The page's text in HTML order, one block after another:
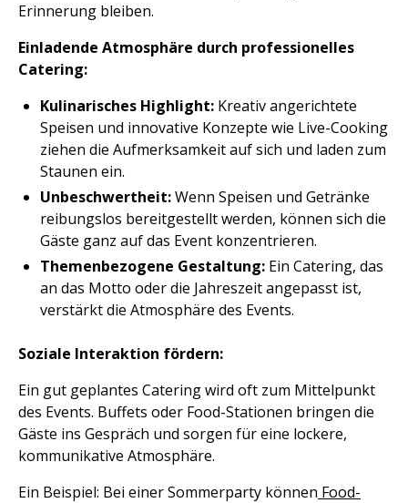
Erinnerung bleiben.
Einladende Atmosphäre durch professionelles
Catering:
Kulinarisches Highlight: Kreativ angerichtete
Speisen und innovative Konzepte wie Live-Cooking
ziehen die Aufmerksamkeit auf sich und laden zum
Staunen ein.
Unbeschwertheit:Wenn Speisen und Getränke
reibungslos bereitgestellt werden, können sich die
Gäste ganz auf das Event konzentrieren.
Themenbezogene Gestaltung: Ein Catering, das
an das Motto oder die Jahreszeit angepasst ist,
verstärkt die Atmosphäre des Events.
Soziale Interaktion fördern:
Ein gut geplantes Catering wird oft zum Mittelpunkt
des Events. Buffets oder Food-Stationen bringen die
Gäste ins Gespräch und sorgen für eine lockere,
kommunikative Atmosphäre.
Ein Beispiel: Bei einer Sommerparty können Food-